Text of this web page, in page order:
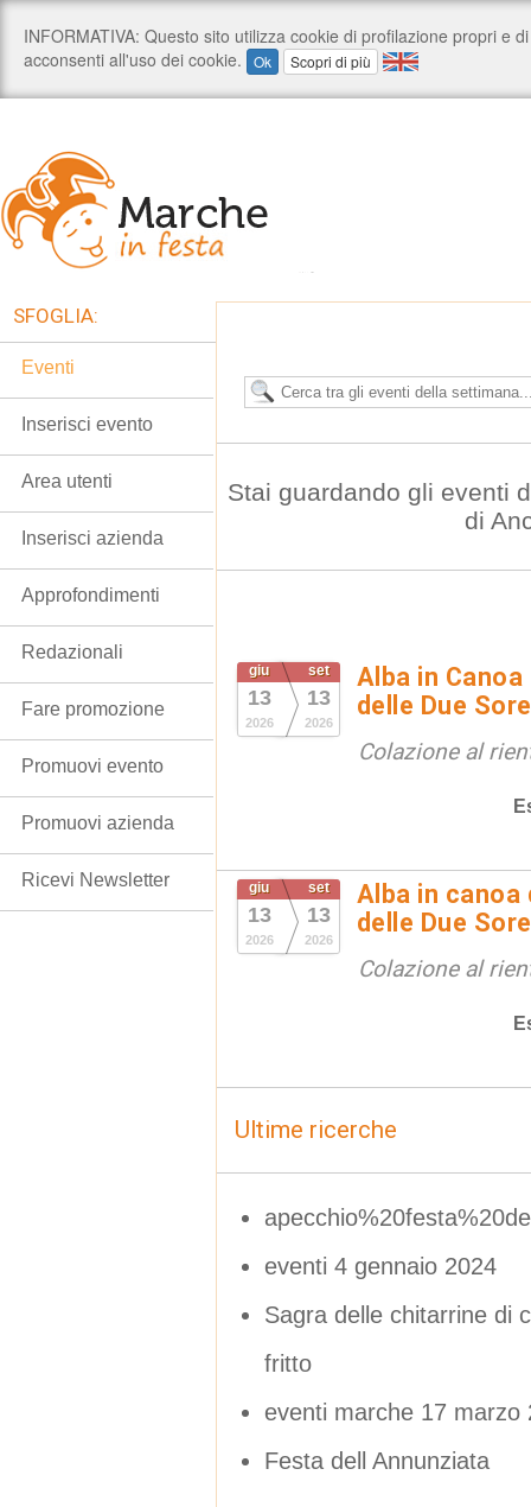
Stai guardando gli eventi
di
giu
13
2026
set
13
2026
Alba in
delle Due
Colazione al
giu
13
2026
set
13
2026
Alba in canoa
delle Due
Colazione al
Ultime ricerche
eventi 4 gennaio 2024
Sagra delle chitarrine di
fritto
eventi marche 17 marzo
Festa dell Annunziata
SFOGLIA:
Eventi
Inserisci evento
Area utenti
Inserisci azienda
Approfondimenti
Redazionali
Fare promozione
Promuovi evento
Promuovi azienda
Ricevi Newsletter